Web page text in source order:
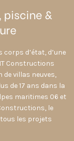
&
d’état, d’une
Constructions
villas neuves,
de 17 ans dans la
maritimes 06 et
le
les projets